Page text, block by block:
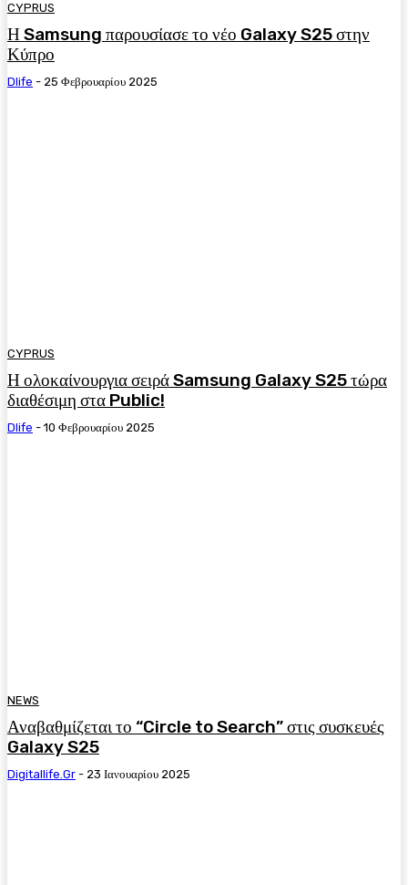
CYPRUS
Η Samsung παρουσίασε το νέο Galaxy S25 στην
Κύπρο
Dlife - 25 Φεβρουαρίου 2025
CYPRUS
Η ολοκαίνουργια σειρά Samsung Galaxy S25 τώρα
διαθέσιμη στα Public!
Dlife - 10 Φεβρουαρίου 2025
NEWS
Αναβαθμίζεται το “Circle to Search” στις συσκευές
Galaxy S25
Digitallife.gr - 23 Ιανουαρίου 2025